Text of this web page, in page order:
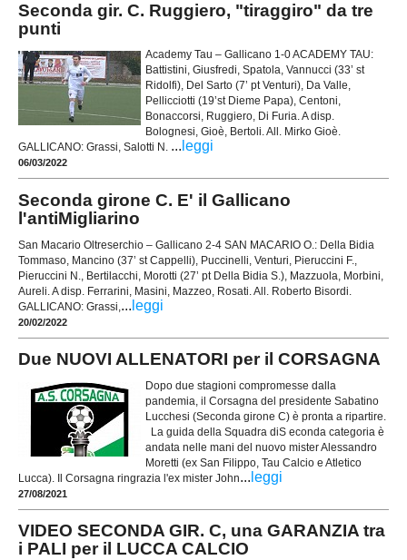
Seconda gir. C. Ruggiero, "tiraggiro" da tre
punti
Academy Tau – Gallicano 1-0 ACADEMY TAU:
Battistini, Giusfredi, Spatola, Vannucci (33’ st
Ridolfi), Del Sarto (7’ pt Venturi), Da Valle,
Pellicciotti (19’st Dieme Papa), Centoni,
Bonaccorsi, Ruggiero, Di Furia. A disp.
Bolognesi, Gioè, Bertoli. All. Mirko Gioè.
GALLICANO: Grassi, Salotti N. ... leggi
06/03/2022
Seconda girone C. E' il Gallicano
l'antiMigliarino
San Macario Oltreserchio – Gallicano 2-4 SAN MACARIO O.: Della Bidia
Tommaso, Mancino (37’ st Cappelli), Puccinelli, Venturi, Pieruccini F.,
Pieruccini N., Bertilacchi, Morotti (27’ pt Della Bidia S.), Mazzuola, Morbini,
Aureli. A disp. Ferrarini, Masini, Mazzeo, Rosati. All. Roberto Bisordi.
GALLICANO: Grassi, ... leggi
20/02/2022
Due NUOVI ALLENATORI per il CORSAGNA
Dopo due stagioni compromesse dalla
pandemia, il Corsagna del presidente Sabatino
Lucchesi (Seconda girone C) è pronta a ripartire.
La guida della Squadra diS econda categoria è
andata nelle mani del nuovo mister Alessandro
Moretti (ex San Filippo, Tau Calcio e Atletico
Lucca). Il Corsagna ringrazia l'ex mister John... leggi
27/08/2021
VIDEO SECONDA GIR. C, una GARANZIA tra
i PALI per il LUCCA CALCIO